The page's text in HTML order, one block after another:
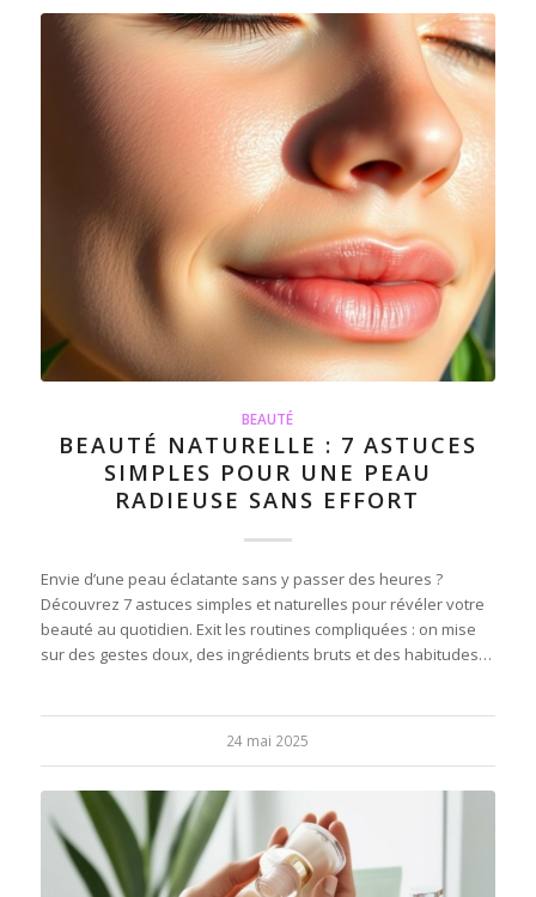
BEAUTÉ
BEAUTÉ NATURELLE : 7 ASTUCES
SIMPLES POUR UNE PEAU
RADIEUSE SANS EFFORT
Envie d’une peau éclatante sans y passer des heures ?
Découvrez 7 astuces simples et naturelles pour révéler votre
beauté au quotidien. Exit les routines compliquées : on mise
sur des gestes doux, des ingrédients bruts et des habitudes…
24 mai 2025